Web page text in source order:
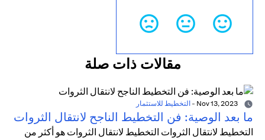
مقالات ذات صلة
- التخطيط للاستثمار
ما بعد الوصية: فن التخطيط الناجح لانتقال الثروات
التخطيط لانتقال الثروات التخطيط لانتقال الثروات هو أكثر من